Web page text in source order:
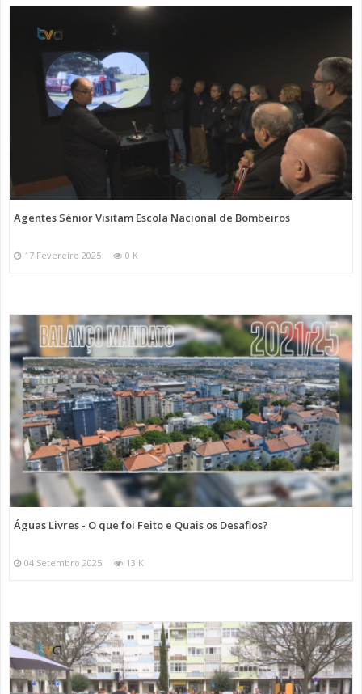
Agentes Sénior Visitam Escola Nacional de Bombeiros
17 Fevereiro 2025 0 K
Águas Livres - O que foi Feito e Quais os Desafios?
04 Setembro 2025 13 K